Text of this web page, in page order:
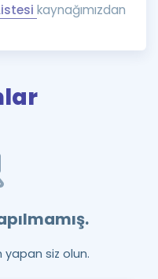
kaynağımızdan
yapan siz olun.